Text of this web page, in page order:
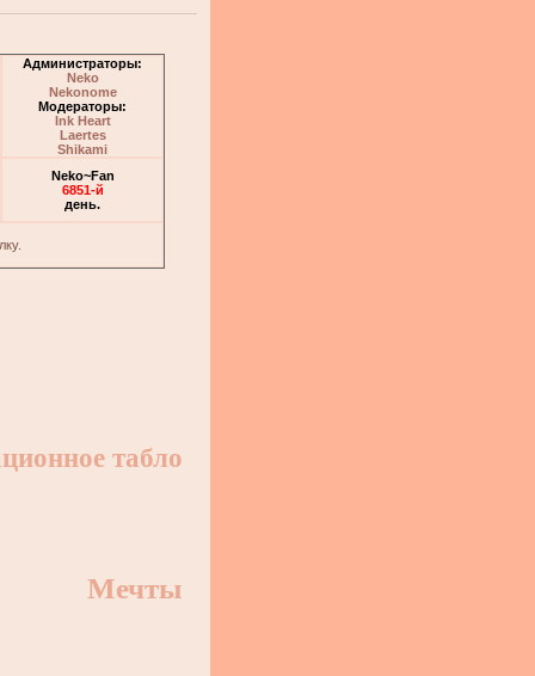
Администраторы:
Neko
Nekonome
Модераторы:
Ink Heart
Laertes
Shikami
Neko~Fan
6851-й
день.
табло
Мечты